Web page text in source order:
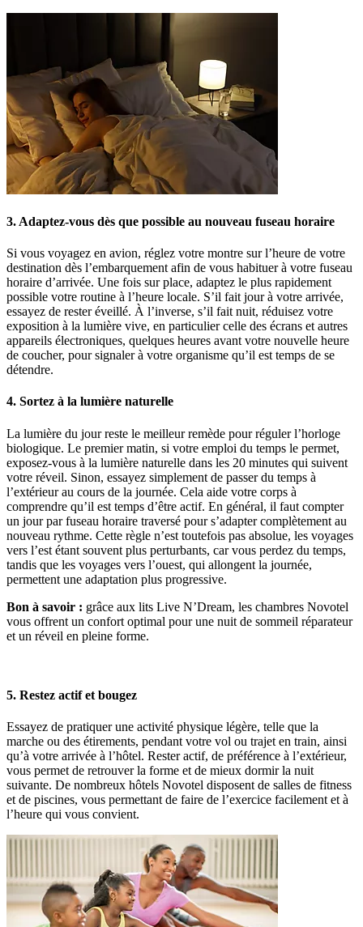
3. Adaptez-vous dès que possible au nouveau fuseau horaire
Si vous voyagez en avion, réglez votre montre sur l’heure de votre
destination dès l’embarquement afin de vous habituer à votre fuseau
horaire d’arrivée. Une fois sur place, adaptez le plus rapidement
possible votre routine à l’heure locale. S’il fait jour à votre arrivée,
essayez de rester éveillé. À l’inverse, s’il fait nuit, réduisez votre
exposition à la lumière vive, en particulier celle des écrans et autres
appareils électroniques, quelques heures avant votre nouvelle heure
de coucher, pour signaler à votre organisme qu’il est temps de se
détendre.
4. Sortez à la lumière naturelle
La lumière du jour reste le meilleur remède pour réguler l’horloge
biologique. Le premier matin, si votre emploi du temps le permet,
exposez-vous à la lumière naturelle dans les 20 minutes qui suivent
votre réveil. Sinon, essayez simplement de passer du temps à
l’extérieur au cours de la journée. Cela aide votre corps à
comprendre qu’il est temps d’être actif. En général, il faut compter
un jour par fuseau horaire traversé pour s’adapter complètement au
nouveau rythme. Cette règle n’est toutefois pas absolue, les voyages
vers l’est étant souvent plus perturbants, car vous perdez du temps,
tandis que les voyages vers l’ouest, qui allongent la journée,
permettent une adaptation plus progressive.
Bon à savoir : grâce aux lits Live N’Dream, les chambres Novotel
vous offrent un confort optimal pour une nuit de sommeil réparateur
et un réveil en pleine forme.
5. Restez actif et bougez
Essayez de pratiquer une activité physique légère, telle que la
marche ou des étirements, pendant votre vol ou trajet en train, ainsi
qu’à votre arrivée à l’hôtel. Rester actif, de préférence à l’extérieur,
vous permet de retrouver la forme et de mieux dormir la nuit
suivante. De nombreux hôtels Novotel disposent de salles de fitness
et de piscines, vous permettant de faire de l’exercice facilement et à
l’heure qui vous convient.